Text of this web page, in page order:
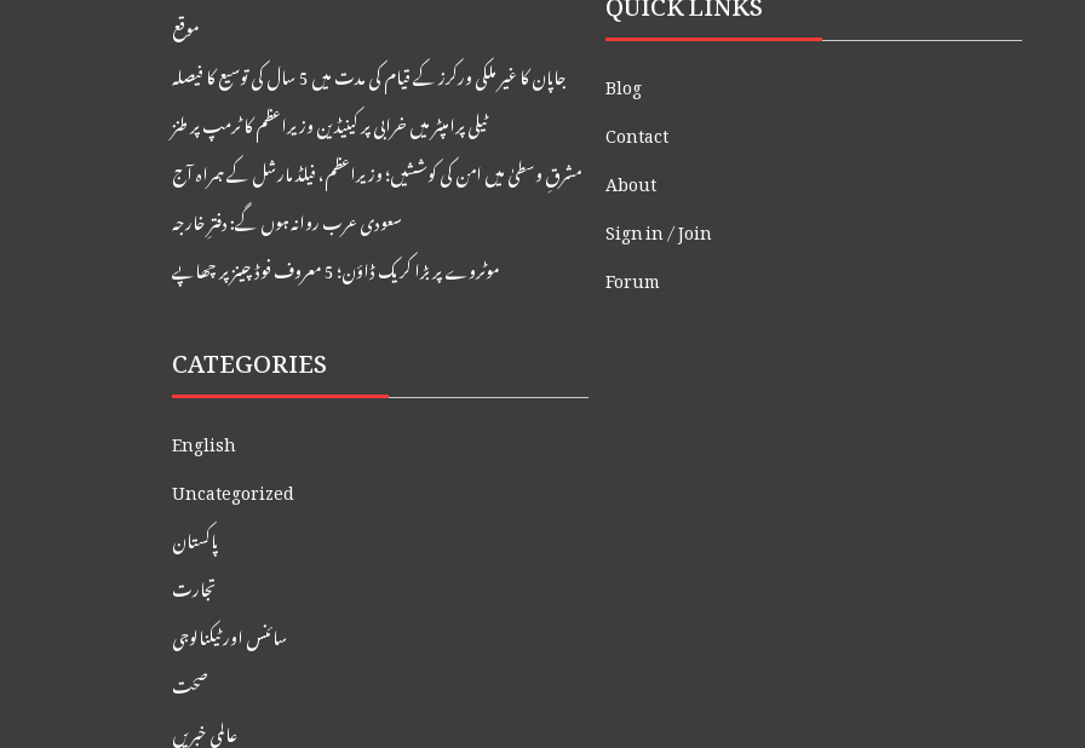
موقع
جاپان کا غیر ملکی ورکرز کے قیام کی مدت میں 5 سال کی توسیع کا فیصلہ
ٹیلی پرامپٹر میں خرابی پر کینیڈین وزیراعظم کا ٹرمپ پر طنز
مشرقِ وسطیٰ میں امن کی کوششیں؛ وزیراعظم، فیلڈ مارشل کے ہمراہ آج
سعودی عرب روانہ ہوں گے: دفترِ خارجہ
موٹروے پر بڑا کریک ڈاؤن؛ 5 معروف فوڈ چینز پر چھاپے
CATEGORIES
English
Uncategorized
پاکستان
تجارت
سائنس اور ٹیکنالوجی
صحت
عالمی خبریں
Blog
Contact
About
Sign in / Join
Forum